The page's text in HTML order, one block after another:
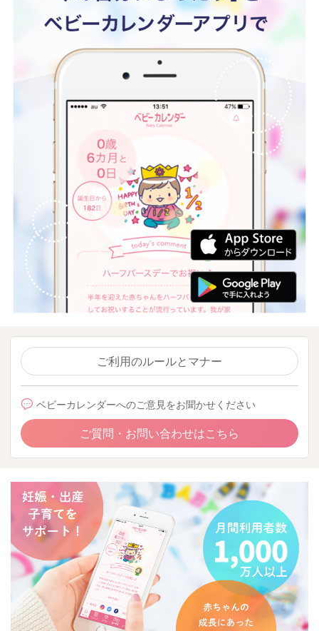
ご利用のルールとマナー
ベビーカレンダーへのご意見をお聞かせください
ご質問・お問い合わせはこちら